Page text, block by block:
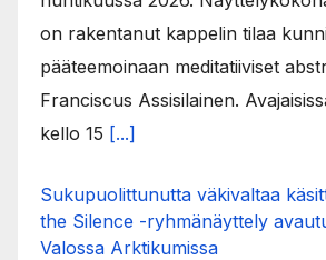
on rakentanut kappelin tilaa
pääteemoinaan meditatiiviset
Franciscus Assisilainen.
kello 15 [...]
Sukupuolittunutta väkivaltaa
the Silence -ryhmänäyttely
Valossa Arktikumissa